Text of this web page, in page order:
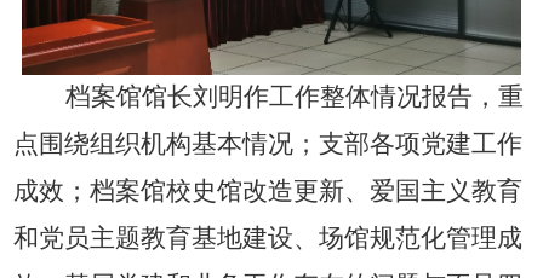
档案馆馆长刘明作工作整体情况报告，重
点围绕组织机构基本情况；支部各项党建工作
成效；档案馆校史馆改造更新、爱国主义教育
和党员主题教育基地建设、场馆规范化管理成